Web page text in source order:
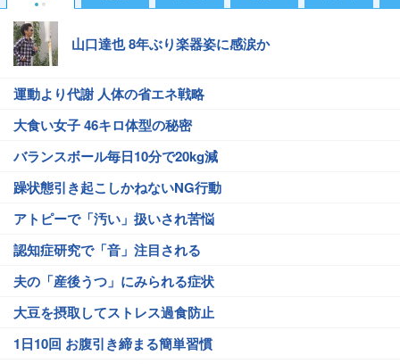
山口達也 8年ぶり楽器姿に感涙か
運動より代謝 人体の省エネ戦略
大食い女子 46キロ体型の秘密
バランスボール毎日10分で20kg減
躁状態引き起こしかねないNG行動
アトピーで「汚い」扱いされ苦悩
認知症研究で「音」注目される
夫の「産後うつ」にみられる症状
大豆を摂取してストレス過食防止
1日10回 お腹引き締まる簡単習慣